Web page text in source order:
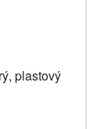
plastový